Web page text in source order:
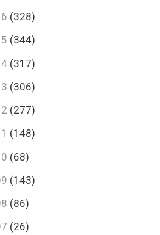
(328)
(344)
(317)
(306)
(277)
(148)
(68)
(143)
(86)
(26)